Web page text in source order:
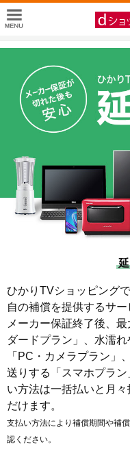
ひかりTVショッピング
自の補償を提供するサー
メーカー保証終了後、
ダードプラン」、水濡
「PC・カメラプラン」
送りする「スマホプラ
い方法は一括払いと月
だけます。
支払い方法により補償期間や補
認ください。